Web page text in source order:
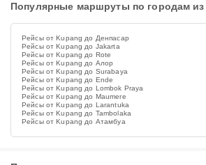
Популярные маршруты по городам из
Рейсы от Kupang до Денпасар
Рейсы от Kupang до Jakarta
Рейсы от Kupang до Rote
Рейсы от Kupang до Алор
Рейсы от Kupang до Surabaya
Рейсы от Kupang до Ende
Рейсы от Kupang до Lombok Praya
Рейсы от Kupang до Maumere
Рейсы от Kupang до Larantuka
Рейсы от Kupang до Tambolaka
Рейсы от Kupang до Атамбуа